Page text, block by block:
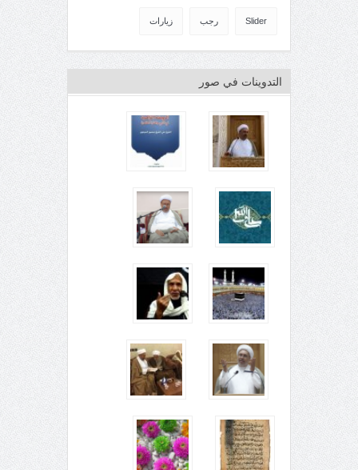
Slider رجب زيارات
التدوينات في صور